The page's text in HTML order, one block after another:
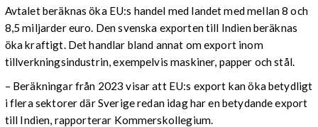
Avtalet beräknas öka EU:s handel med landet med mellan 8 och
8,5 miljarder euro. Den svenska exporten till Indien beräknas
öka kraftigt. Det handlar bland annat om export inom
tillverkningsindustrin, exempelvis maskiner, papper och stål.
– Beräkningar från 2023 visar att EU:s export kan öka betydligt
i flera sektorer där Sverige redan idag har en betydande export
till Indien, rapporterar Kommerskollegium.